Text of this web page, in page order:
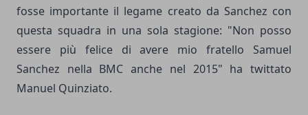
fosse importante il legame creato da Sanchez con
questa squadra in una sola stagione: "Non posso
essere più felice di avere mio fratello Samuel
Sanchez nella BMC anche nel 2015" ha twittato
Manuel Quinziato.